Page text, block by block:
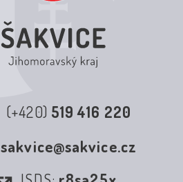
(+420) 519 416 220
sakvice@sakvice.cz